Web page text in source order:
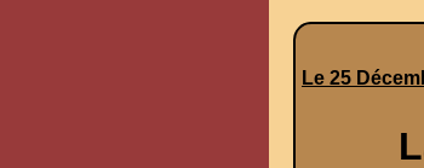
Le 25